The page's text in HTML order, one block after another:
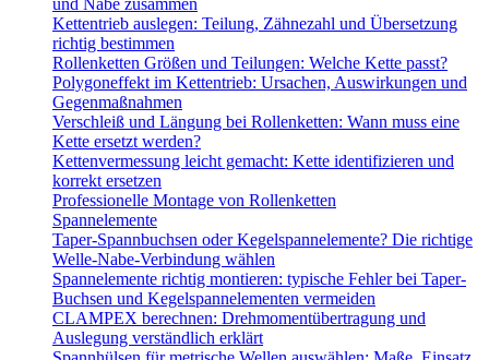
und Nabe zusammen
Kettentrieb auslegen: Teilung, Zähnezahl und Übersetzung
richtig bestimmen
Rollenketten Größen und Teilungen: Welche Kette passt?
Polygoneffekt im Kettentrieb: Ursachen, Auswirkungen und
Gegenmaßnahmen
Verschleiß und Längung bei Rollenketten: Wann muss eine
Kette ersetzt werden?
Kettenvermessung leicht gemacht: Kette identifizieren und
korrekt ersetzen
Professionelle Montage von Rollenketten
Spannelemente
Taper-Spannbuchsen oder Kegelspannelemente? Die richtige
Welle-Nabe-Verbindung wählen
Spannelemente richtig montieren: typische Fehler bei Taper-
Buchsen und Kegelspannelementen vermeiden
CLAMPEX berechnen: Drehmomentübertragung und
Auslegung verständlich erklärt